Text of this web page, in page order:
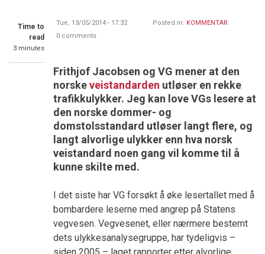
Time to
read
3 minutes
Tue, 13/05/2014 - 17:32 Posted in: KOMMENTAR
0 comments
Frithjof Jacobsen og VG mener at den
norskeveistandarden utløser en rekke
trafikkulykker. Jeg kan love VGs lesere at
den norske dommer- og
domstolsstandard utløser langt flere, og
langt alvorlige ulykker enn hva norsk
veistandard noen gang vil komme til å
kunne skilte med.
I det siste har VG forsøkt å øke lesertallet med å
bombardere leserne med angrep på Statens
vegvesen. Vegvesenet, eller nærmere bestemt
dets ulykkesanalysegruppe, har tydeligvis –